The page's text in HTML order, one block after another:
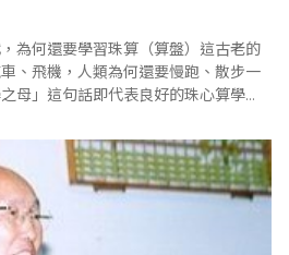
為何還要學習珠算（算盤）這古老的
、飛機，人類為何還要慢跑、散步一
母」這句話即代表良好的珠心算學
，在學習過程中累積了耐力、毅力及
算的學習，對於學童的腦力開發具有
這麼多的珠心算教學中..